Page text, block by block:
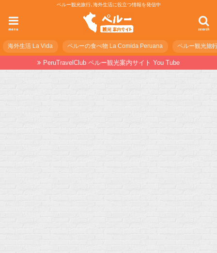
ペルー観光旅行､海外生活に役立つ情報を発信中
search
menu
海外生活 La Vida ペルーの食べ物 La Comida Peruana ペルー観光旅
PeruTravelClub ペルー観光案内サイト You Tube